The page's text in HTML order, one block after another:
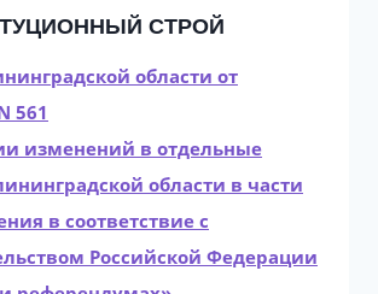
СТРОЙ
области от
561
изменений в отдельные
области в части
в соответствие с
Российской Федерации